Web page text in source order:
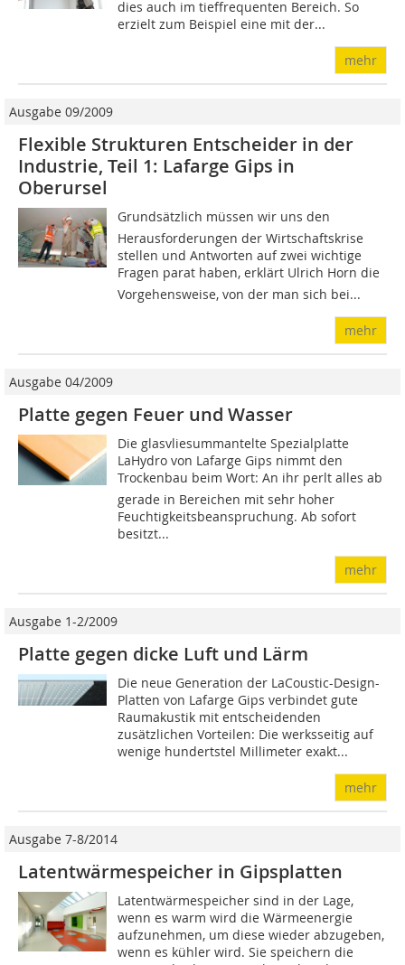
dies auch im tieffrequenten Bereich. So
erzielt zum Beispiel eine mit der...
mehr
Ausgabe 09/2009
Flexible Strukturen Entscheider in der
Industrie, Teil 1: Lafarge Gips in
Oberursel
Grundsätzlich müssen wir uns den
Herausforderungen der Wirtschaftskrise
stellen und Antworten auf zwei wichtige
Fragen parat haben, erklärt Ulrich Horn die
Vorgehensweise, von der man sich bei...
mehr
Ausgabe 04/2009
Platte gegen Feuer und Wasser
Die glasvliesummantelte Spezialplatte
LaHydro von Lafarge Gips nimmt den
Trockenbau beim Wort: An ihr perlt alles ab 
gerade in Bereichen mit sehr hoher
Feuchtigkeitsbeanspruchung. Ab sofort
besitzt...
mehr
Ausgabe 1-2/2009
Platte gegen dicke Luft und Lärm
Die neue Generation der LaCoustic-Design-
Platten von Lafarge Gips verbindet gute
Raumakustik mit entscheidenden
zusätzlichen Vorteilen: Die werksseitig auf
wenige hundertstel Millimeter exakt...
mehr
Ausgabe 7-8/2014
Latentwärmespeicher in Gipsplatten
Latentwärmespeicher sind in der Lage,
wenn es warm wird die Wärmeenergie
aufzunehmen, um diese wieder abzugeben,
wenn es kühler wird. Sie speichern die